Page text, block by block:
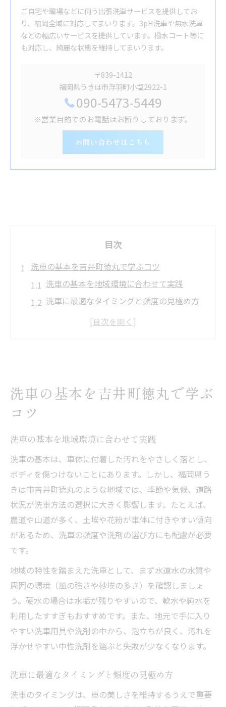
ご自宅や職場などに伺う出張洗車サービスを提供してお
り、福岡全域に対応してまいります。3pH洗車や無水洗車
などの幅広いサービスを提供しています。撥水コート等に
も対応し、綺麗な状態を維持してまいります。
〒839-1412
福岡県うきは市浮羽町小塩2922-1
090-5473-5449
※営業目的でのお電話はお断りしております。
お問い合わせはこちら
目次
洗車の基本を吉井町徳丸で学ぶコツ
洗車の基本を地域環境に合わせて実践
洗車に最適なタイミングと頻度の見極め方
吉井町徳丸で洗車を効率化する準備ポイン
愛車の美しさ守る洗車方法とは
洗車で失敗しないためのコツと注意事項
洗車後の拭き上げで差がつく美観維持術
洗車時に避けたいNG行動と正しい対策
吉井町徳丸で選ぶ洗剤のポイント
洗車用洗剤の選び方と成分の特徴を解説
洗車に合う洗剤の見極め方と安全性の考え
吉井町徳丸で手に入る洗車洗剤の種類と使
い方
洗車洗剤選びで重視したい環境への配慮点
洗車後の仕上がりを左右する洗剤の使い分
け
地域に合った洗車手順の極意
地域環境に強い洗車手順の組み立て方
洗車時の水の使い方と汚れの効果的除去法
洗車の基本を吉井町徳丸で学ぶ
コツ
洗車の基本を地域環境に合わせて実践
洗車の基本は、車体に付着した汚れをやさしく落とし、
ボディを傷つけないことにあります。しかし、福岡県う
きは市吉井町徳丸のような地域では、季節や気候、道路
状況が洗車方法の選択に大きく影響します。たとえば、
農道や山道が多く、土埃や花粉が車体に付きやすい傾向
があるため、洗車の頻度や洗剤の選び方にも配慮が必要
です。
地域の特性を踏まえた洗車として、まず水道水の水質や
周囲の環境（風の強さや砂埃の多さ）を確認しましょ
う。硬水の場合は水垢が残りやすいので、軟水や純水を
利用したすすぎもおすすめです。また、地元で手に入り
やすい洗車用具や洗剤の中から、泡立ちが良く、汚れを
浮かせやすい中性洗剤を選ぶと失敗が少なくなります。
洗車に最適なタイミングと頻度の見極め方
洗車のタイミングは、車の美しさを維持するうえで重要